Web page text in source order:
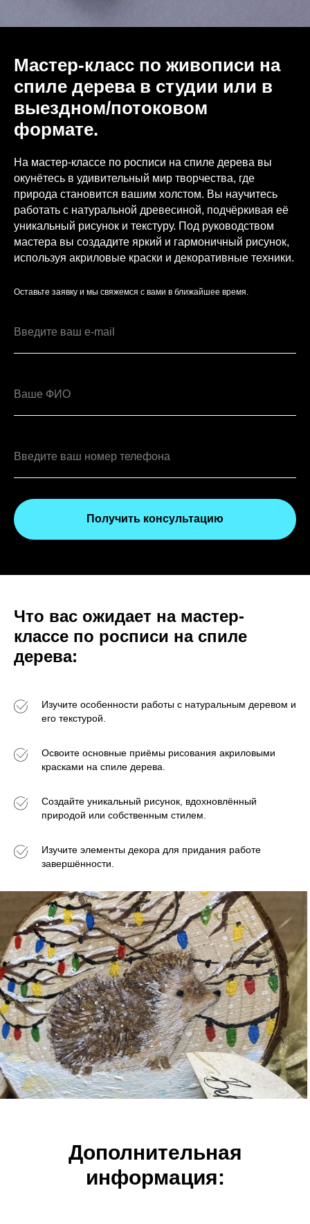
Мастер-класс по живописи на
спиле дерева в студии или в
выездном/потоковом
формате.
На мастер-классе по росписи на спиле дерева вы
окунётесь в удивительный мир творчества, где
природа становится вашим холстом. Вы научитесь
работать с натуральной древесиной, подчёркивая её
уникальный рисунок и текстуру. Под руководством
мастера вы создадите яркий и гармоничный рисунок,
используя акриловые краски и декоративные техники.
Оставьте заявку и мы свяжемся с вами в ближайшее время.
Получить консультацию
Что вас ожидает на мастер-
классе по росписи на спиле
дерева:
Изучите особенности работы с натуральным деревом и
его текстурой.
Освоите основные приёмы рисования акриловыми
красками на спиле дерева.
Создайте уникальный рисунок, вдохновлённый
природой или собственным стилем.
Изучите элементы декора для придания работе
завершённости.
Дополнительная
информация: